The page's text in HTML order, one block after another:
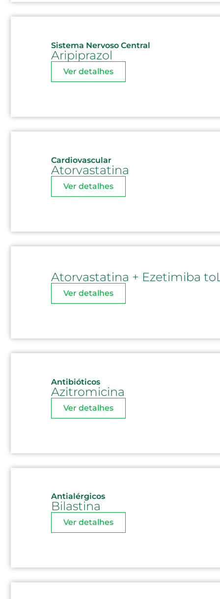
Sistema Nervoso Central
Aripiprazol
Ver detalhes
Cardiovascular
Atorvastatina
Ver detalhes
Atorvastatina + Ezetimiba
Ver detalhes
Antibióticos
Azitromicina
Ver detalhes
Antialérgicos
Bilastina
Ver detalhes